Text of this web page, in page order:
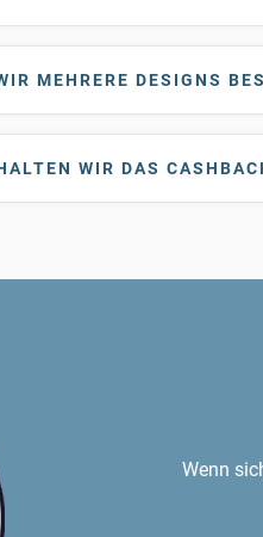
MEHRERE DESIGNS
WIR DAS
Wenn